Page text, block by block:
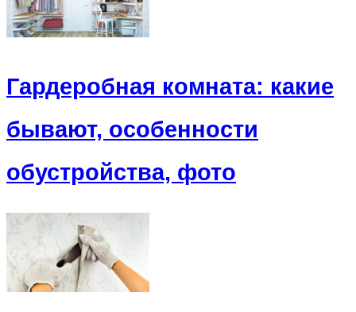
Гардеробная комната: какие
бывают, особенности
обустройства, фото